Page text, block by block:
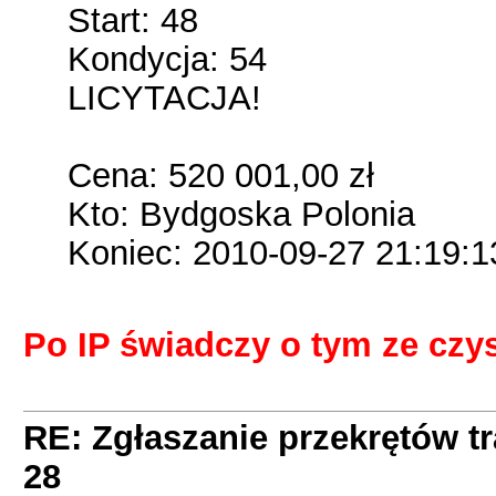
Start: 48
Kondycja: 54
LICYTACJA!
Cena: 520 001,00 zł
Kto: Bydgoska Polonia
Koniec: 2010-09-27
Po IP świadczy o tym ze
RE: Zgłaszanie przekrętów
28